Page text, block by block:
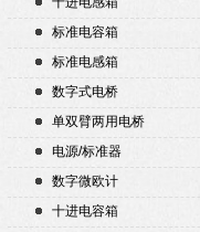
标准电容箱
标准电感箱
数字式电桥
单双臂两用电桥
电源/标准器
数字微欧计
十进电容箱